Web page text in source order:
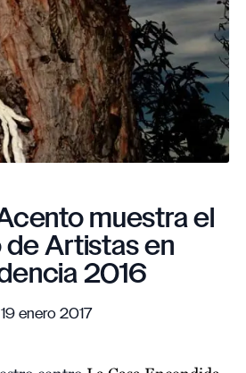
muestra el
de Artistas en
2016
19 enero 2017